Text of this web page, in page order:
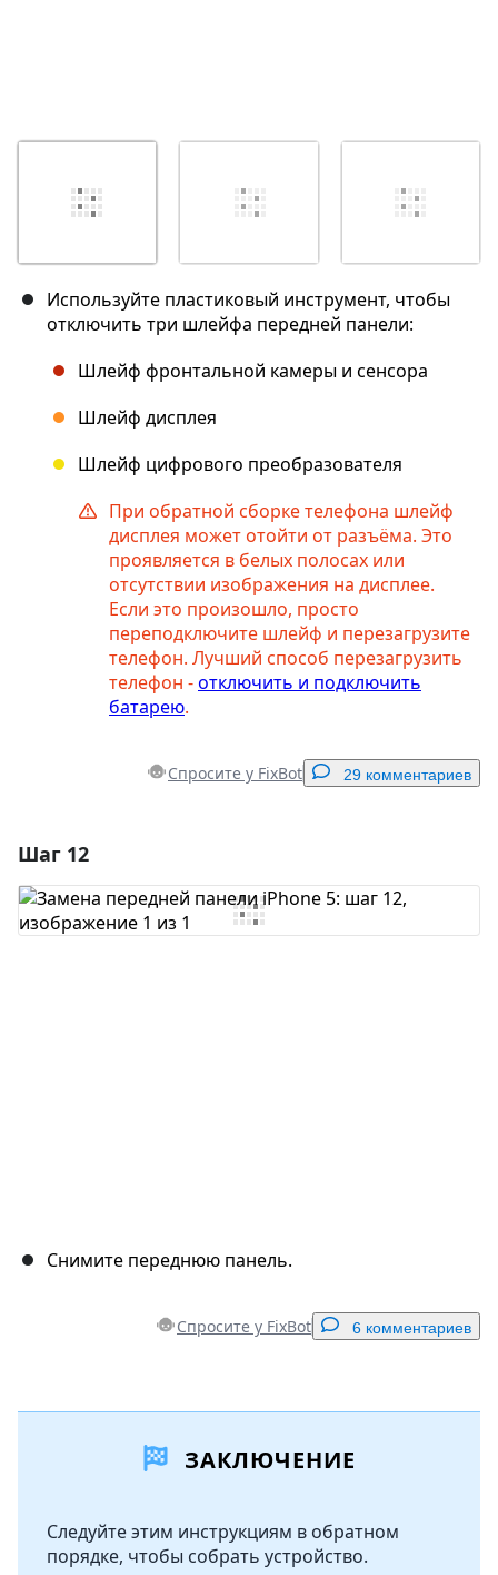
Используйте пластиковый инструмент, чтобы
отключить три шлейфа передней панели:
Шлейф фронтальной камеры и сенсора
Шлейф дисплея
Шлейф цифрового преобразователя
При обратной сборке телефона шлейф
дисплея может отойти от разъёма. Это
проявляется в белых полосах или
отсутствии изображения на дисплее.
Если это произошло, просто
переподключите шлейф и перезагрузите
телефон. Лучший способ перезагрузить
телефон -отключить и подключить
батарею.
Спросите у FixBot 29 комментариев
Добавить комментарий
Шаг 12
Снимите переднюю панель.
Спросите у FixBot 6 комментариев
Добавить комментарий
Отмена Оставить комментарий
ЗАКЛЮЧЕНИЕ
Следуйте этим инструкциям в обратном
порядке, чтобы собрать устройство.